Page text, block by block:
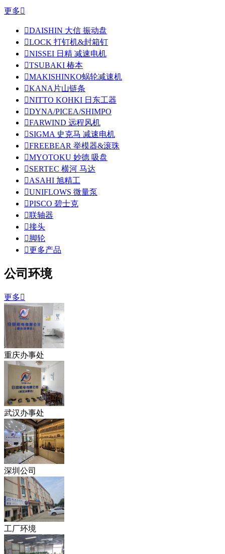
更多
DAISHIN 大信 振动盘
LOCK 打钉机&封箱钉
NISSEI 日精 减速电机
TSUBAKI 椿本
MAKISHINKO蜗轮减速机
KANA片山链条
NITTO KOHKI 日东工器
DYNA/PICEA/SHIMPO
FARWIND 远程风机
SIGMA 史克马 减速电机
FREEBEAR 举模器&滚珠
MYOTOKU 妙德 吸盘
SERTEC 横河 马达
ASAHI 旭精工
UNIFLOWS 微量泵
PISCO 碧士克
联轴器
接头
脚轮
更多产品
公司环境
更多
重庆办事处
武汉办事处
深圳公司
工厂环境